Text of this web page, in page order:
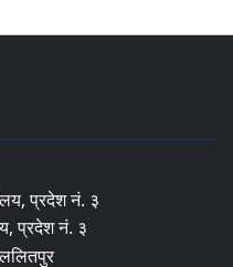
प्रदेश नं. ३
प्रदेश नं. ३